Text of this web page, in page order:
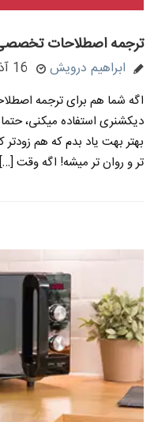
ترجمه اصطلاحات
ابراهیم درویش 16 آذر 1402
اگه شما هم برای ترجمه
دیکشنری استفاده میکنی،
بهتر بهت یاد بدم که هم زودتر
تر و روان تر میشه! اگه وقت […]